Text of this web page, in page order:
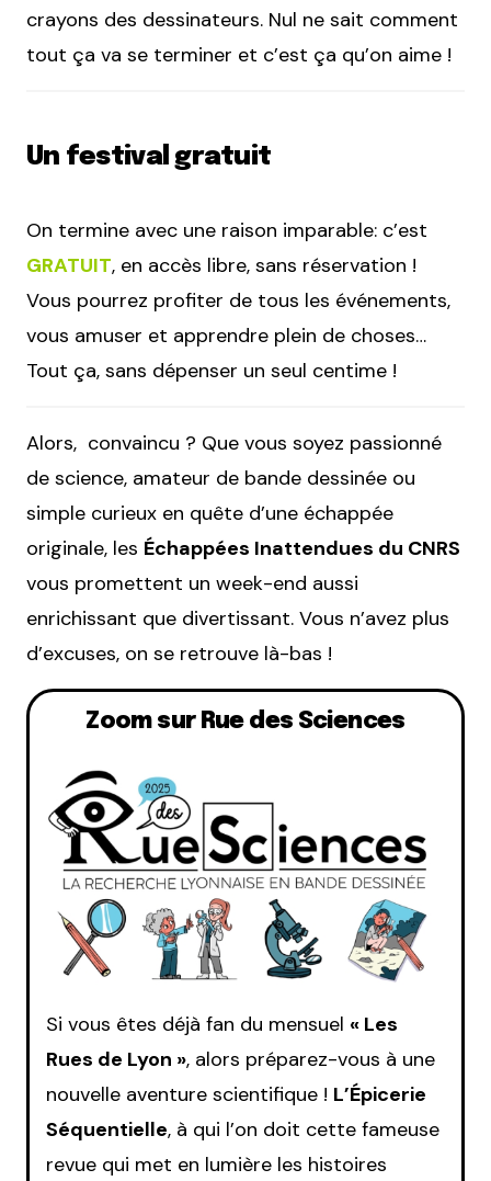
crayons des dessinateurs. Nul ne sait comment
tout ça va se terminer et c’est ça qu’on aime !
Un festival gratuit
On termine avec une raison imparable: c’est
GRATUIT, en accès libre, sans réservation !
Vous pourrez profiter de tous les événements,
vous amuser et apprendre plein de choses…
Tout ça, sans dépenser un seul centime !
Alors, convaincu ? Que vous soyez passionné
de science, amateur de bande dessinée ou
simple curieux en quête d’une échappée
originale, les Échappées Inattendues du CNRS
vous promettent un week-end aussi
enrichissant que divertissant. Vous n’avez plus
d’excuses, on se retrouve là-bas !
Zoom sur Rue des Sciences
Si vous êtes déjà fan du mensuel « Les
Rues de Lyon », alors préparez-vous à une
nouvelle aventure scientifique ! L’Épicerie
Séquentielle, à qui l’on doit cette fameuse
revue qui met en lumière les histoires